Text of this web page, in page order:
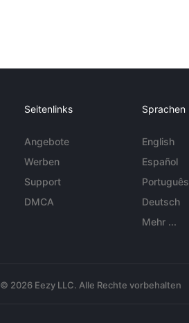
Seitenlinks
Angebote
Werben
Support
DMCA
Sprachen
English
Español
Português
Deutsch
Mehr ...
© 2026 Eezy LLC. Alle Rechte vorbehalten